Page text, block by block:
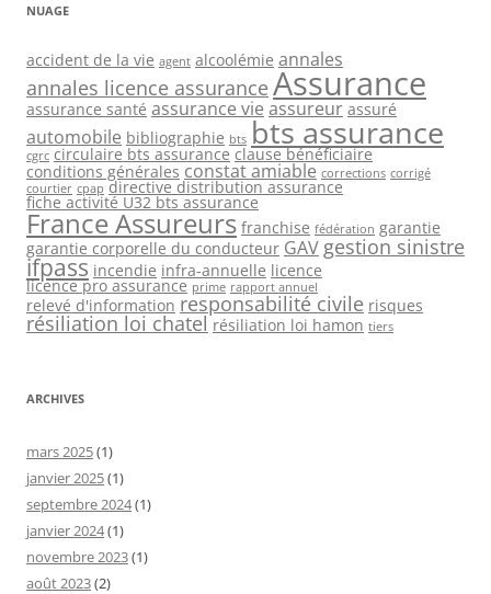
NUAGE
accident de la vie agent alcoolémie annales
annales licence assurance Assurance
assurance santé assurance vie assureur assuré
automobile bibliographie bts bts assurance
cgrc circulaire bts assurance clause bénéficiaire
conditions générales constat amiable corrections corrigé
courtier cpap directive distribution assurance
fiche activité U32 bts assurance
France Assureurs franchise fédération garantie
garantie corporelle du conducteur GAV gestion sinistre
ifpass incendie infra-annuelle licence
licence pro assurance prime rapport annuel
relevé d'information responsabilité civile risques
résiliation loi chatel résiliation loi hamon tiers
ARCHIVES
mars 2025(1)
janvier 2025(1)
septembre 2024(1)
janvier 2024(1)
novembre 2023(1)
août 2023(2)